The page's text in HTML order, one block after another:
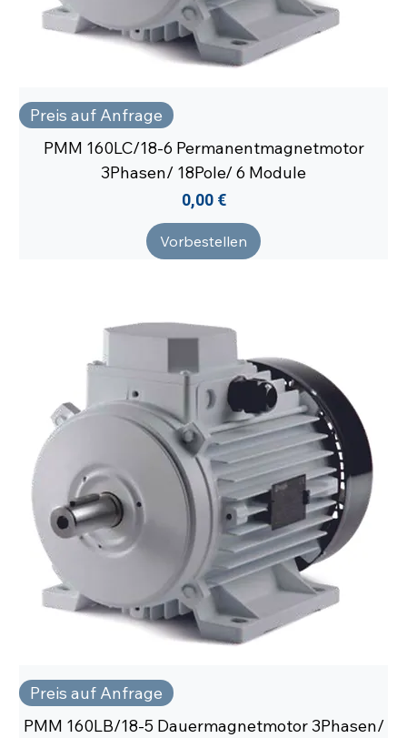
Preis auf Anfrage
PMM 160LC/18-6 Permanentmagnetmotor
3Phasen/ 18Pole/ 6 Module
Preis
0,00 €
Vorbestellen
Preis auf Anfrage
PMM 160LB/18-5 Dauermagnetmotor 3Phasen/